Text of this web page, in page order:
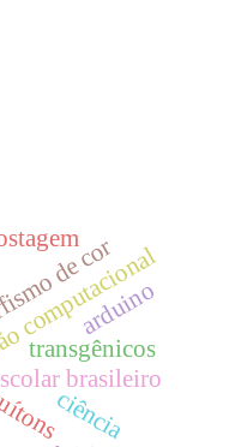
brasileiro
de cor
transgênicos
ciência
arduino